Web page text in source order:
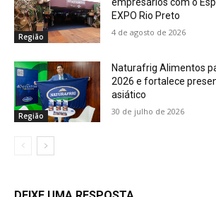
Região
empresários com o
EXPO Rio Preto
4 de agosto de 2026
Região
Naturafrig Alimentos
2026 e fortalece
asiático
30 de julho de 2026